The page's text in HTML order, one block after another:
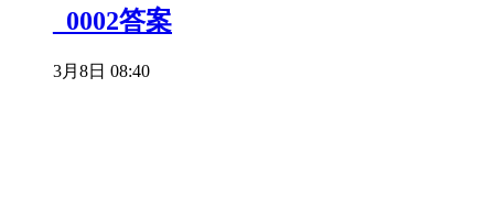
_0002答案
3月8日 08:40